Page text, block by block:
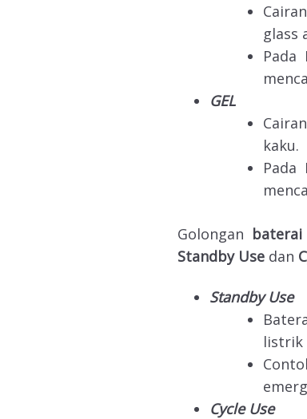
glass
GEL
kaku.
Golongan baterai
Standby Use dan
Standby Use
listrik
Cycle Use